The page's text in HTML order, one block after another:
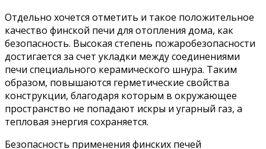
Отдельно хочется отметить и такое положительное
качество финской печи для отопления дома, как
безопасность. Высокая степень пожаробезопасности
достигается за счет укладки между соединениями
печи специального керамического шнура. Таким
образом, повышаются герметические свойства
конструкции, благодаря которым в окружающее
пространство не попадают искры и угарный газ, а
тепловая энергия сохраняется.
Безопасность применения финских печей